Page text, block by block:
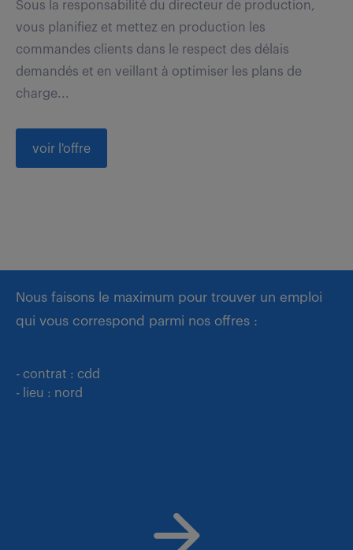
Sous la responsabilité du directeur de production,
vous planifiez et mettez en production les
commandes clients dans le respect des délais
demandés et en veillant à optimiser les plans de
charge...
voir l'offre
Nous faisons le maximum pour trouver un emploi
qui vous correspond parmi nos offres :
- contrat : cdd
- lieu : nord